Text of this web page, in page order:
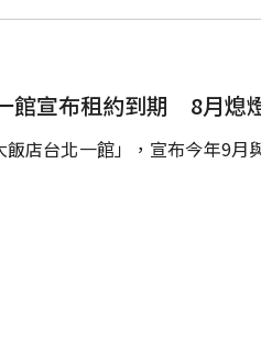
館宣布租約到期 8月熄
店台北一館」，宣布今年9月